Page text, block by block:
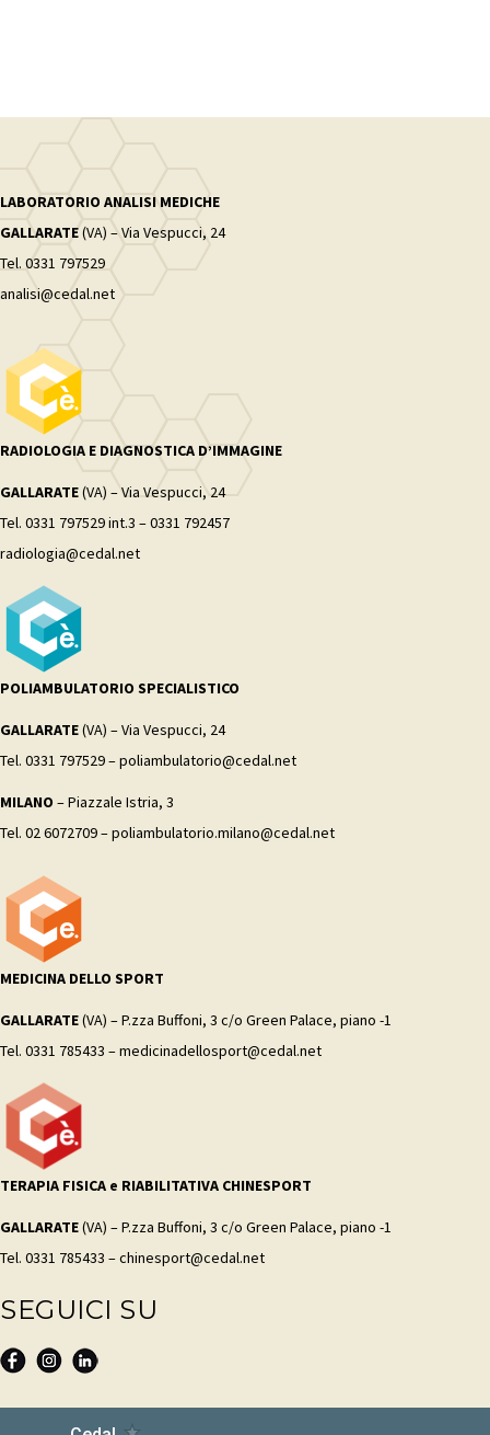
LABORATORIO ANALISI MEDICHE
GALLARATE(VA) – Via Vespucci, 24
Tel. 0331 797529
analisi@cedal.net
RADIOLOGIA E DIAGNOSTICA D’IMMAGINE
GALLARATE(VA) – Via Vespucci, 24
Tel. 0331 797529 int.3 – 0331 792457
radiologia@cedal.net
POLIAMBULATORIO SPECIALISTICO
GALLARATE(VA) – Via Vespucci, 24
Tel. 0331 797529 – poliambulatorio@cedal.net
MILANO – Piazzale Istria, 3
Tel. 02 6072709 – poliambulatorio.milano@cedal.net
MEDICINA DELLO SPORT
GALLARATE(VA) – P.zza Buffoni, 3 c/o Green Palace, piano -1
Tel. 0331 785433 – medicinadellosport@cedal.net
TERAPIA FISICA e RIABILITATIVA CHINESPORT
GALLARATE(VA) – P.zza Buffoni, 3 c/o Green Palace, piano -1
Tel. 0331 785433 – chinesport@cedal.net
SEGUICI SU